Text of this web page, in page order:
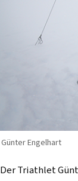
Günter Engelhart
Der Triathlet